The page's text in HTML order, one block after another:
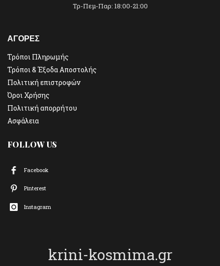
Τρ-Πεμ-Παρ: 18:00-21:00
ΑΓΟΡΕΣ
Τρόποι Πληρωμής
Τρόποι & Έξοδα Αποστολής
Πολιτική επιστροφών
Όροι Χρήσης
Πολιτική απορρήτου
Ασφάλεια
FOLLOW US
Facebook
Pinterest
Instagram
krini-kosmima.gr